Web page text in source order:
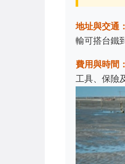
地址與交通：
輸可搭台鐵
費用與時間：
工具、保險